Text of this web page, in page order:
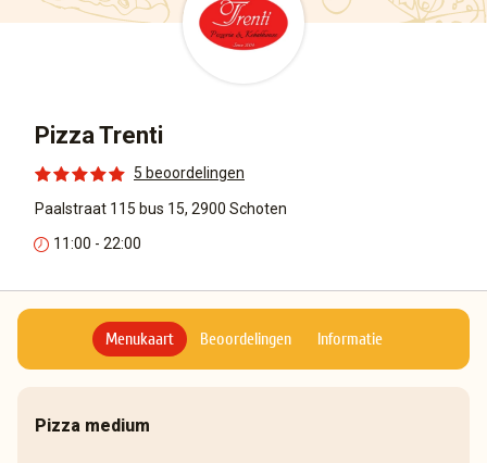
Pizza Trenti
5 beoordelingen
Paalstraat 115 bus 15, 2900 Schoten
11:00 - 22:00
Menukaart Beoordelingen Informatie
Pizza medium